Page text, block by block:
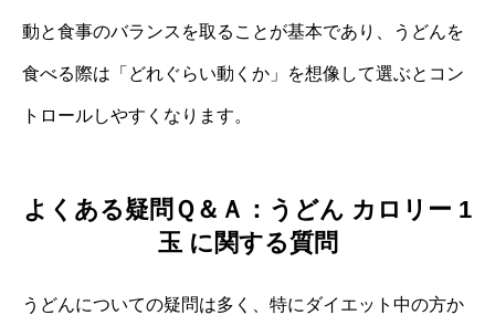
動と食事のバランスを取ることが基本であり、うどんを
食べる際は「どれぐらい動くか」を想像して選ぶとコン
トロールしやすくなります。
よくある疑問Ｑ＆Ａ：うどん カロリー 1
玉 に関する質問
うどんについての疑問は多く、特にダイエット中の方か